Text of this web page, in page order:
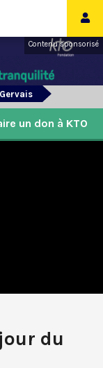
Contenu sponsorisé
du
un don à KTO